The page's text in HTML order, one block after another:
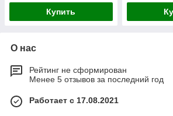
Купить
О нас
Рейтинг не сформирован
Менее 5 отзывов за последний год
Работает с 17.08.2021